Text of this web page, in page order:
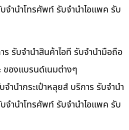
จำนำโทรศัพท์ รับจำนำไอแพค รับ
ร รับจำนำสินค้าไอที รับจำนำมือถือ
ของแบรนด์เนมต่างๆ
ำนำกระเป๋าหลุยส์ บริการ รับจำนำ
จำนำโทรศัพท์ รับจำนำไอแพค รับ